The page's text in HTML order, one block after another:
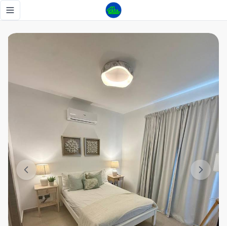
Toggle navigation menu
Amueblado en Renta en Vista Cana - Tu Casa RD